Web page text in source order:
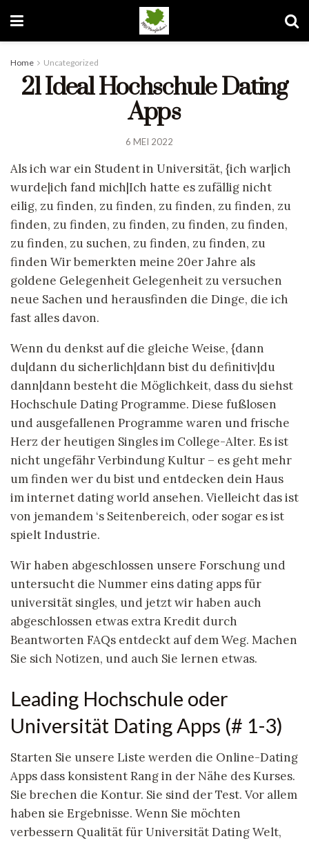
Home Uncategorized
21 Ideal Hochschule Dating
Apps
6 MEI 2022
Als ich war ein Student in Universität, {ich war|ich
wurde|ich fand mich|Ich hatte es zufällig nicht
eilig, zu finden, zu finden, zu finden, zu finden, zu
finden, zu finden, zu finden, zu finden, zu finden,
zu finden, zu suchen, zu finden, zu finden, zu
finden Wir bemerkten meine 20er Jahre als
goldene Gelegenheit Gelegenheit zu versuchen
neue Sachen und herausfinden die Dinge, die ich
fast alles davon.
Wenn du denkst auf die gleiche Weise, {dann
du|dann du sicherlich|dann bist du definitiv|du
dann|dann besteht die Möglichkeit, dass du siehst
Hochschule Dating Programme. Diese fußlosen
und ausgefallenen Programme waren und frische
Herz der heutigen Singles im College-Alter. Es ist
nicht ungefähr Verbindung Kultur – es geht mehr
um finden wer du bist und entdecken dein Haus
im internet dating world ansehen. Vielleicht das ist
von jemandem ‘s Seitenbereich, oder sogar es ist
spielt Industrie.
Wir haben abgeschlossen unsere Forschung und
untersucht die Nummer eins dating apps für
universität singles, und jetzt wir haben auch
abgeschlossen etwas extra Kredit durch
Beantworten FAQs entdeckt auf dem Weg. Machen
Sie sich Notizen, und auch Sie lernen etwas.
Leading Hochschule oder
Universität Dating Apps (# 1-3)
Starten Sie unsere Liste werden die Online-Dating
Apps dass konsistent Rang in der Nähe des Kurses.
Sie brechen die Kontur. Sie sind der Test. Vor allem
haben sie Ergebnisse. Wenn Sie möchten
verbessern Qualität für Universität Dating Welt,